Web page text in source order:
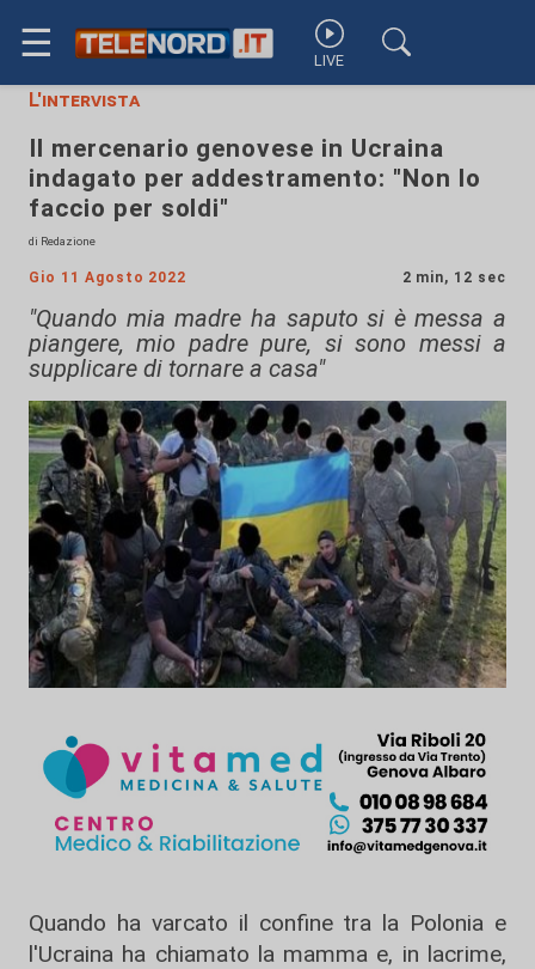
☰ LIVE
L'intervista
Il mercenario genovese in Ucraina
indagato per addestramento: "Non lo
faccio per soldi"
di Redazione
Gio 11 Agosto 2022 2 min, 12 sec
"Quando mia madre ha saputo si è messa a
piangere, mio padre pure, si sono messi a
supplicare di tornare a casa"
Quando ha varcato il confine tra la Polonia e
l'Ucraina ha chiamato la mamma e, in lacrime,